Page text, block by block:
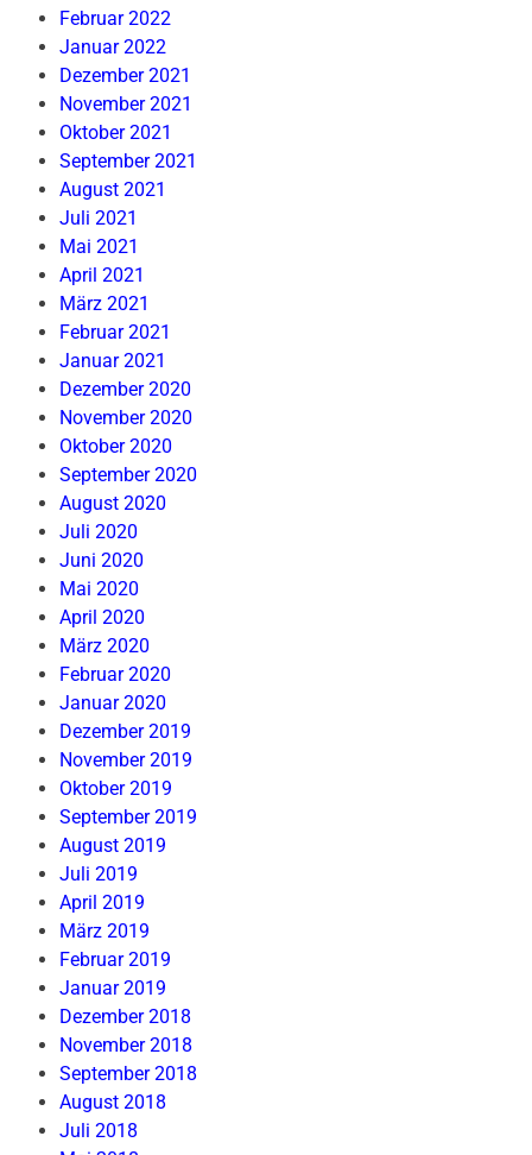
Februar 2022
Januar 2022
Dezember 2021
November 2021
Oktober 2021
September 2021
August 2021
Juli 2021
Mai 2021
April 2021
März 2021
Februar 2021
Januar 2021
Dezember 2020
November 2020
Oktober 2020
September 2020
August 2020
Juli 2020
Juni 2020
Mai 2020
April 2020
März 2020
Februar 2020
Januar 2020
Dezember 2019
November 2019
Oktober 2019
September 2019
August 2019
Juli 2019
April 2019
März 2019
Februar 2019
Januar 2019
Dezember 2018
November 2018
September 2018
August 2018
Juli 2018